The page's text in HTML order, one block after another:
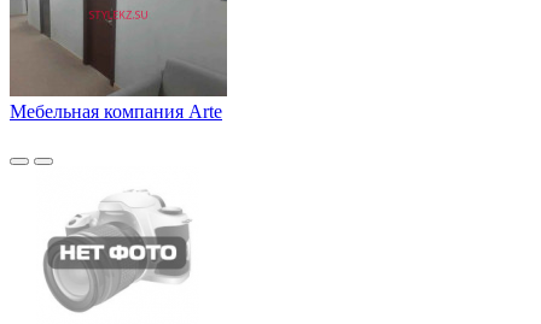
Мебельная компания Arte